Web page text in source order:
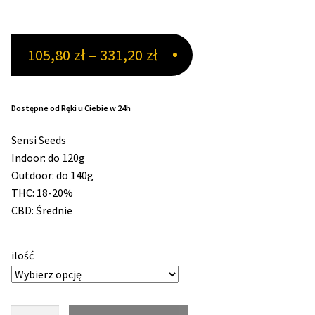
Max THC 21% i Więcej
Medyczne Odmiany
Regularne
Przewaga Indica
100% Indica
105,80 zł – 331,20 złZakres
cen:
Dostępne od Ręki u Ciebie w 24h
Sensi Seeds
Indoor: do 120g
Outdoor: do 140g
THC: 18-20%
CBD: Średnie
ilość